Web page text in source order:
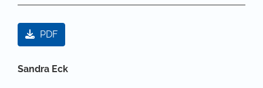
Artikel-Sidebar
PDF
Hauptsächlicher Artikelinhalt
Sandra Eck